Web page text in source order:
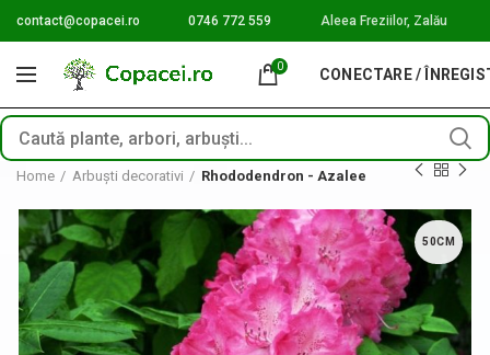
contact@copacei.ro 0746 772 559 Aleea Freziilor, Zalău
0 CONECTARE /
Home Arbuști decorativi Rhododendron - Azalee
50CM